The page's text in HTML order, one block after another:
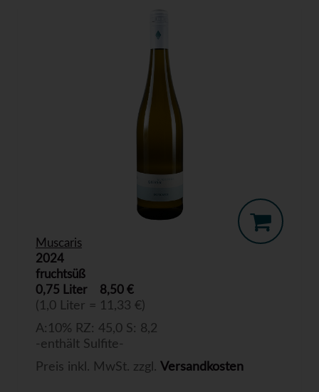
Muscaris
2024
fruchtsüß
0,75 Liter
8,50 €
(1,0 Liter = 11,33 €)
A:10% RZ: 45,0 S: 8,2
-enthält Sulfite-
Preis inkl. MwSt. zzgl. Versandkosten